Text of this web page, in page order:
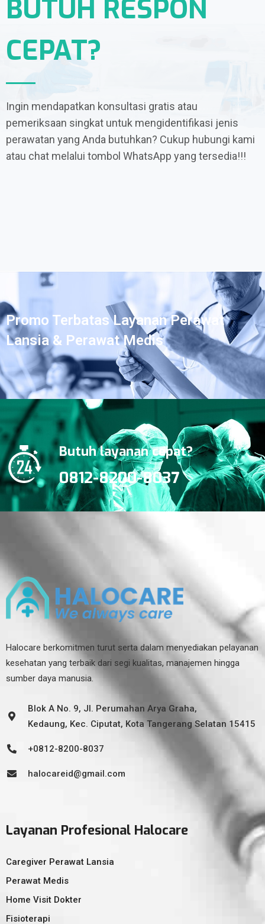
BUTUH RESPON
CEPAT?
Ingin mendapatkan konsultasi gratis atau
pemeriksaan singkat untuk mengidentifikasi jenis
perawatan yang Anda butuhkan? Cukup hubungi kami
atau chat melalui tombol WhatsApp yang tersedia!!!
Promo Terbatas Layanan Perawat
Lansia & Perawat Medis
Butuh layanan cepat?
0812-8200-8037
Halocare berkomitmen turut serta dalam menyediakan pelayanan
kesehatan yang terbaik dari segi kualitas, manajemen hingga
sumber daya manusia.
Blok A No. 9, Jl. Perumahan Arya Graha,
Kedaung, Kec. Ciputat, Kota Tangerang Selatan 15415
+0812-8200-8037
halocareid@gmail.com
Layanan Profesional Halocare
Caregiver Perawat Lansia
Perawat Medis
Home Visit Dokter
Fisioterapi